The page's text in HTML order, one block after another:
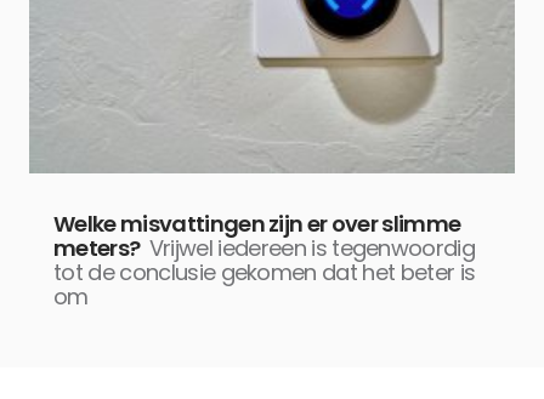
Welke misvattingen zijn er over slimme
meters? Vrijwel iedereen is tegenwoordig
tot de conclusie gekomen dat het beter is
om